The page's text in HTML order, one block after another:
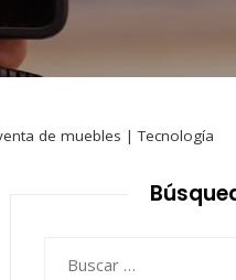
de muebles | Tecnología